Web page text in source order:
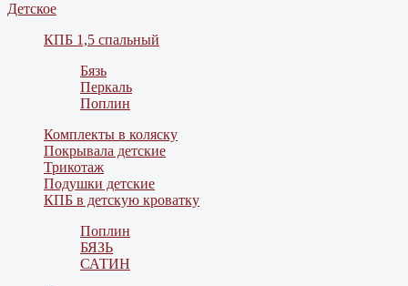
Детское
КПБ 1,5 спальный
Бязь
Перкаль
Поплин
Комплекты в коляску
Покрывала детские
Трикотаж
Подушки детские
КПБ в детскую кроватку
Поплин
БЯЗЬ
САТИН